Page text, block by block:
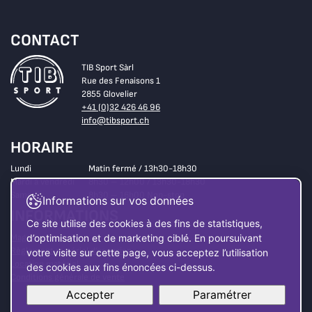
CONTACT
TIB Sport Sàrl
Rue des Fenaisons 1
2855 Glovelier
+41 (0)32 426 46 96
info@tibsport.ch
HORAIRE
Lundi
Matin fermé / 13h30-18h30
Mardi à vendredi
8h30 – 12h00 / 13h30-18h30
Samedi
8h30 – 16h00 Non-stop
INFORMATIONS
Magasin
Règlement matériel d’occasion
Location matériel
Informations sur vos données
Ce site utilise des cookies à des fins de statistiques,
d’optimisation et de marketing ciblé. En poursuivant
votre visite sur cette page, vous acceptez l’utilisation
des cookies aux fins énoncées ci-dessus.
Accepter
Paramétrer